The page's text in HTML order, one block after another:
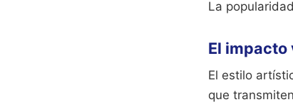
La
El
El estilo
que